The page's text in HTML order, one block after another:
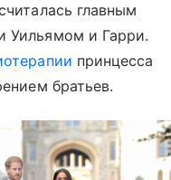
главным
Уильямом и Гарри.
принцесса
братьев.